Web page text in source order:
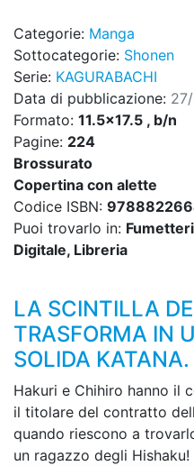
Categorie: Manga
Sottocategorie: Shonen
Serie: KAGURABACHI
Data di pubblicazione:
Formato: 11.5x17.5 , b/n
Pagine: 224
Brossurato
Copertina con alette
Codice ISBN:
Puoi trovarlo in:
Digitale, Libreria
LA SCINTILLA
TRASFORMA IN
SOLIDA KATANA.
Hakuri e Chihiro hanno il
il titolare del contratto
quando riescono a
un ragazzo degli